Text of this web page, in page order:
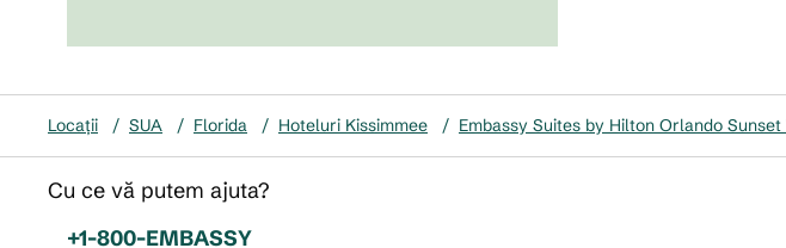
Locații / SUA / Florida / Hoteluri Kissimmee / Embassy Suites by Hilton Orlando Sunset
Cu ce vă putem ajuta?
Telefon:
+1-800-EMBASSY